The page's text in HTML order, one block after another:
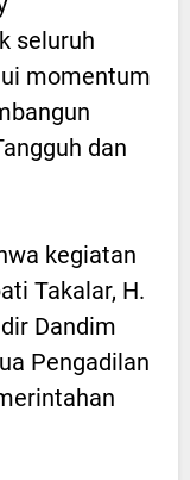
seluruh
momentum
dan
kegiatan
Takalar, H.
Dandim
Pengadilan